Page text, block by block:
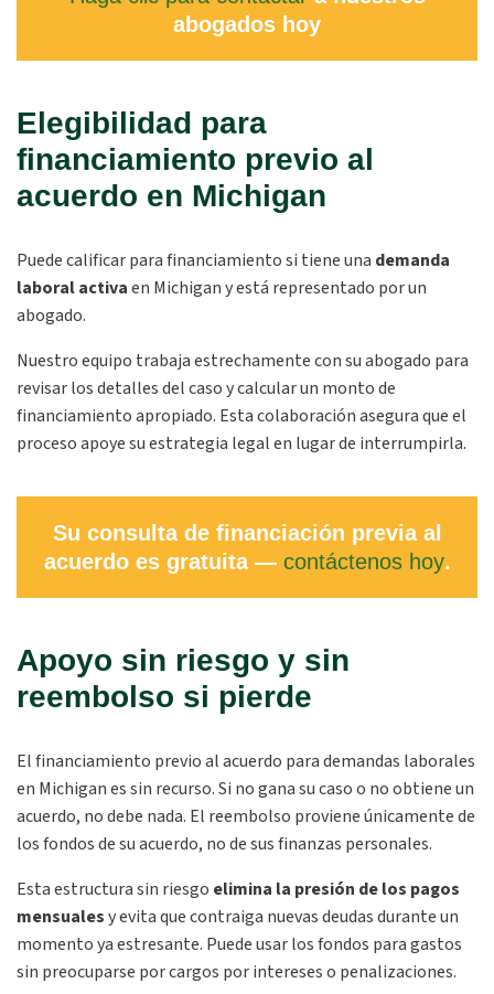
abogados hoy
Elegibilidad para
financiamiento previo al
acuerdo en Michigan
Puede calificar para financiamiento si tiene una demanda
laboral activaen Michigan y está representado por un
abogado.
Nuestro equipo trabaja estrechamente con su abogado para
revisar los detalles del caso y calcular un monto de
financiamiento apropiado. Esta colaboración asegura que el
proceso apoye su estrategia legal en lugar de interrumpirla.
Su consulta de financiación previa al
acuerdo es gratuita — contáctenos hoy.
Apoyo sin riesgo y sin
reembolso si pierde
El financiamiento previo al acuerdo para demandas laborales
en Michigan es sin recurso. Si no gana su caso o no obtiene un
acuerdo, no debe nada. El reembolso proviene únicamente de
los fondos de su acuerdo, no de sus finanzas personales.
Esta estructura sin riesgo elimina la presión de los pagos
mensualesy evita que contraiga nuevas deudas durante un
momento ya estresante. Puede usar los fondos para gastos
sin preocuparse por cargos por intereses o penalizaciones.